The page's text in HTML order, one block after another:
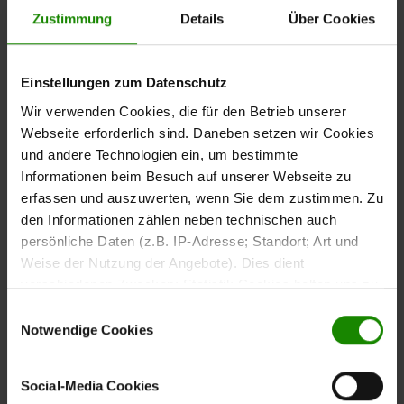
Zustimmung Details Über Cookies
Einstellungen zum Datenschutz
Wir verwenden Cookies, die für den Betrieb unserer
Webseite erforderlich sind. Daneben setzen wir Cookies
und andere Technologien ein, um bestimmte
Informationen beim Besuch auf unserer Webseite zu
erfassen und auszuwerten, wenn Sie dem zustimmen. Zu
den Informationen zählen neben technischen auch
persönliche Daten (z.B. IP-Adresse; Standort; Art und
Weise der Nutzung der Angebote). Dies dient
verschiedenen Zwecken: Statistik Cookies helfen uns zu
nutzen, indem sie Informationen sammeln und sie
anonymisiert für statistische Zwecke auszuwerten.
Marketing Cookies helfen uns, Ihnen personalisierte
Werbung anzuzeigen. Social-Media-Cookies ermöglichen
Notwendige Cookies
Social-Media Cookies
1026 – Bettgestell
Das
1026 verbindet komfortable Ausstattung mit einem
modernen und harmonischen Design.
Champagnerfarbene Bettseiten und eingepolstertes
Kopfteil mit champagnerfarbenem Kunstlederbezug
sorgen für eine ruhige und wohnliche Ausstrahlung im
Schlafzimmer.
Mit ca. 189 x 97 x 215 cm (BxHxL) und einer
ausreichend Platz für erholsamen Schlaf. Das schwebend
gestaltete Fußteil verleiht dem Bett eine leichte Optik,
während der Quersockel in Bianco-Eiche-Nachbildung das
Gesamtbild harmonisch ergänzt.